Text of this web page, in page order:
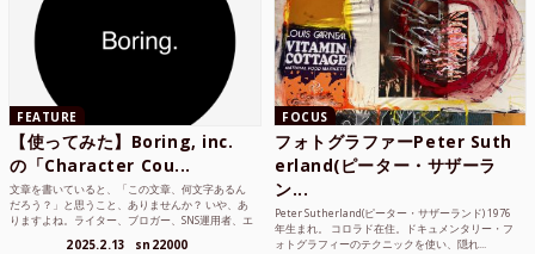
FEATURE
【使ってみた】Boring, inc.
の「Character Cou...
文章を書いていると、「この文章、何文字あるん
だろう？」と思うこと、ありませんか？ いや、あ
りますよね。ライター、ブロガー、SNS運用者、エ
2025.2.13 sn22000
FOCUS
フォトグラファーPeter Suth
erland(ピーター・サザーラ
ン...
Peter Sutherland(ピーター・サザーランド) 1976
年生まれ。 コロラド在住。ドキュメンタリー・フ
ォトグラフィーのテクニックを使い、隠れ...